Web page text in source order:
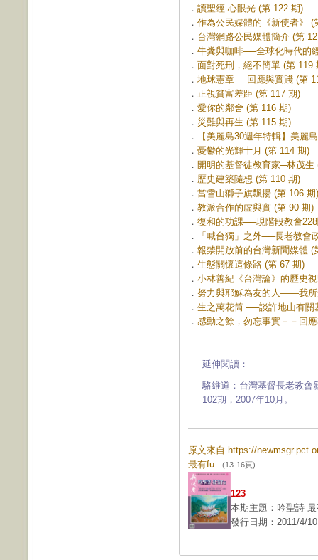
． 讀聖經 心眼光 (第 122 期)
． 作為公民媒體的《新使者》 (
． 台灣網路公民媒體簡介 (第
． 牛糞與咖啡──全球化時代的
． 面對死刑，絕不簡單 (第 119
． 地球憲章──回應與實踐 (第
． 正視貧富差距 (第 117 期)
． 愛你的鄰舍 (第 116 期)
． 災難與再生 (第 115 期)
．
【美麗島30週年特輯】美麗
． 憂鬱的光輝十月 (第 114 期)
． 開明的基督徒教育家─林茂生
． 歷史建築隨想 (第 110 期)
． 當雪山獅子旗飄揚 (第 106 期)
． 教派合作的虛與實 (第 90 期)
． 復和的功課──現階段教會
．
「喊台獨」之外──長老教會
． 報禁開放前的台灣新聞媒體 (
． 生態關懷這條路 (第 67 期)
． 小林善紀《台灣論》的歷史
． 努力與耶穌為友的人——我所
． 生之萬花筒 ──談許地山有關
． 感動之餘，勿忘事實－－回
延伸閱讀：
駱維道：台灣基督長老教會
102期，2007年10月。
原文來自 https://
最有fu (13-16頁)
123
本期主題：吟聖詩
發行日期：2011/4/10